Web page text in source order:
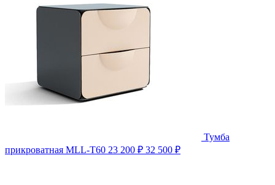
Тумба
прикроватная MLL-T60 23 200 ₽ 32 500 ₽